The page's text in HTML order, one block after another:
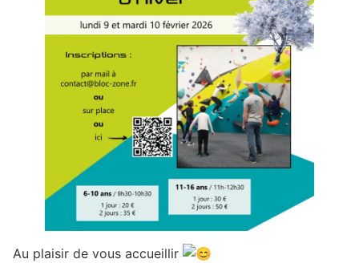
Au plaisir de vous accueillir